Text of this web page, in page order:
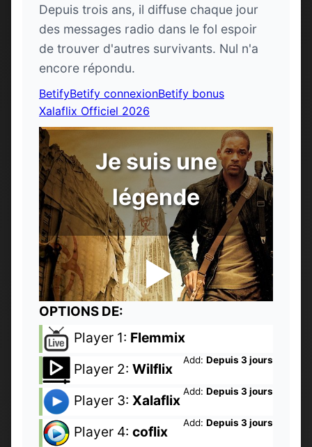
Depuis trois ans, il diffuse chaque jour
des messages radio dans le fol espoir
de trouver d'autres survivants. Nul n'a
encore répondu.
BetifyBetify connexionBetify bonus
Xalaflix Officiel 2026
Je suis une
légende
OPTIONS DE:
Player 1: Flemmix
Add: Depuis 3 jours
Player 2: Wilflix
Add: Depuis 3 jours
Player 3: Xalaflix
Add: Depuis 3 jours
Player 4: coflix